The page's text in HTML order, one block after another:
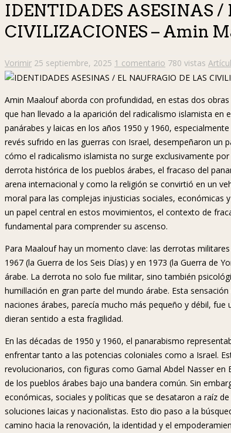
IDENTIDADES ASESINAS /
CIVILIZACIONES – Amin
Vorimir 25 septiembre, 2025 1 comentario 780 vistas
Amin Maalouf aborda con profundidad, en estas dos
que han llevado a la aparición del radicalismo islamista en
panárabes y laicas en los años 1950 y 1960,
revés sufrido en las guerras con Israel, desempeñaron un
cómo el radicalismo islamista no surge exclusivamente
derrota histórica de los pueblos árabes, el fracaso del
arena internacional y como la religión se convirtió en un
moral para las complejas injusticias sociales, económicas
un papel central en estos movimientos, el contexto de
fundamental para comprender su ascenso.
Para Maalouf hay un momento clave: las derrotas
1967 (la Guerra de los Seis Días) y en 1973 (la Guerra de
árabe. La derrota no solo fue militar, sino también
humillación en gran parte del mundo árabe. Esta
naciones árabes, parecía mucho más pequeño y débil,
dieran sentido a esta fragilidad.
En las décadas de 1950 y 1960, el panarabismo
enfrentar tanto a las potencias coloniales como a Israel.
revolucionarios, con figuras como Gamal Abdel Nasser
de los pueblos árabes bajo una bandera común. Sin
económicas, sociales y políticas que se desataron a raíz
soluciones laicas y nacionalistas. Esto dio paso a la
camino hacia la renovación, la identidad y el